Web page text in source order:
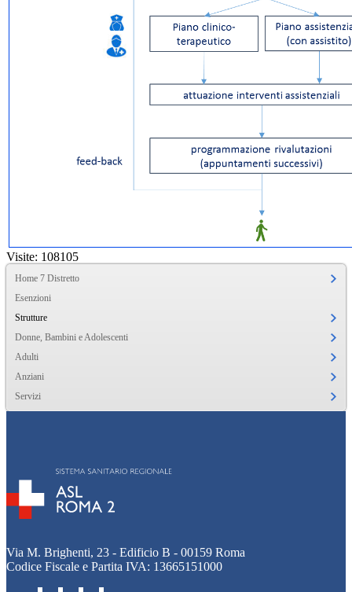
Visite: 108105
Home 7 Distretto
Esenzioni
Strutture
Donne, Bambini e Adolescenti
Adulti
Anziani
Servizi
Via M. Brighenti, 23 - Edificio B - 00159 Roma
Codice Fiscale e Partita IVA: 13665151000